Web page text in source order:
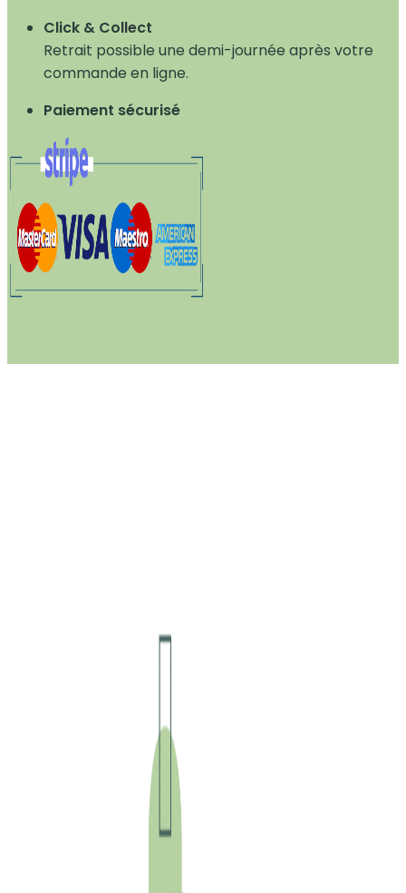
Click & Collect
Retrait possible une demi-journée après votre
commande en ligne.
Paiement sécurisé